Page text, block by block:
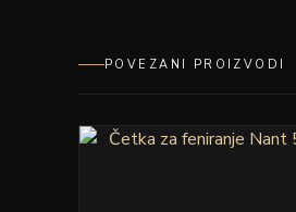
POVEZANI PROIZVODI